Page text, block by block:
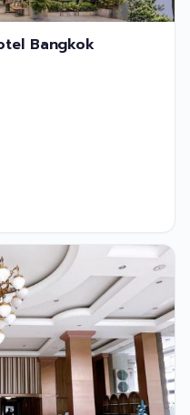
Bangkok